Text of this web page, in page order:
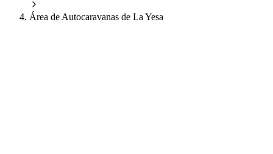
Área de Autocaravanas de La Yesa